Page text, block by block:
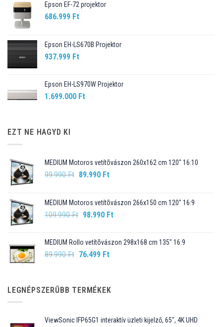
Epson EF-72 projektor
686.999 Ft
Epson EH-LS670B Projektor
937.999 Ft
Epson EH-LS970W Projektor
1.699.000 Ft
EZT NE HAGYD KI
MEDIUM Motoros vetítõvászon 260x162 cm 120" 16:10
99.990Ft Original
99.990 Ft.
89.990 FtCurrent
89.990 Ft.
MEDIUM Motoros vetítõvászon 266x150 cm 120" 16:9
109.990Ft Original
109.990 Ft.
98.990 FtCurrent
98.990 Ft.
MEDIUM Rollo vetítõvászon 298x168 cm 135" 16:9
89.990Ft Original
89.990 Ft.
76.499 FtCurrent
76.499 Ft.
LEGNÉPSZERŰBB TERMÉKEK
ViewSonic IFP65G1 interaktív üzleti kijelző, 65", 4K UHD